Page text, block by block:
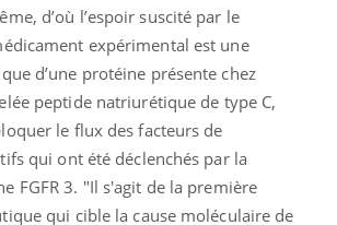
d’où l’espoir suscité par le
expérimental est une
d’une protéine présente chez
peptide natriurétique de type C,
le flux des facteurs de
qui ont été déclenchés par la
FGFR 3. "Il s'agit de la première
qui cible la cause moléculaire de